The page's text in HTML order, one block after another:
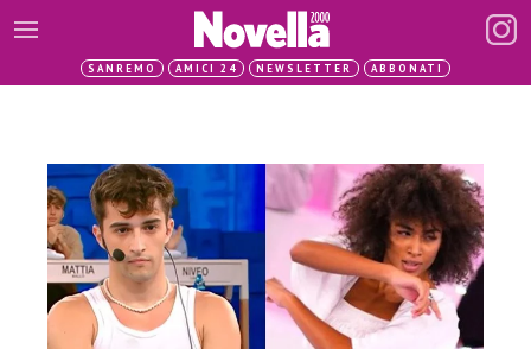
SANREMO AMICI 24 NEWSLETTER ABBONATI